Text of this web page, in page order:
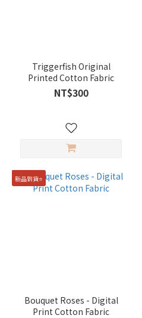
Triggerfish Original
Printed Cotton Fabric
NT$300
新品到貨⭐️
Bouquet Roses - Digital
Print Cotton Fabric